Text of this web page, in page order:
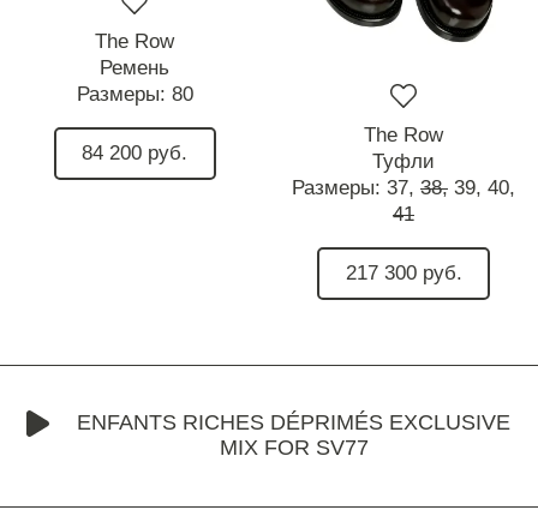
The Row
Ремень
Размеры: 80
84 200 руб.
The Row
Туфли
Размеры: 37, 38, 39, 40,
41
217 300 руб.
ENFANTS RICHES DÉPRIMÉS EXCLUSIVE
MIX FOR SV77